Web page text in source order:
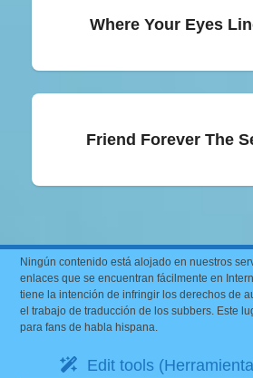
Where Your Eyes
Friend Forever The
Ningún contenido está alojado en nuestros
enlaces que se encuentran fácilmente en
tiene la intención de infringir los derechos de
el trabajo de traducción de los subbers. Este
para fans de habla hispana.
Edit tools